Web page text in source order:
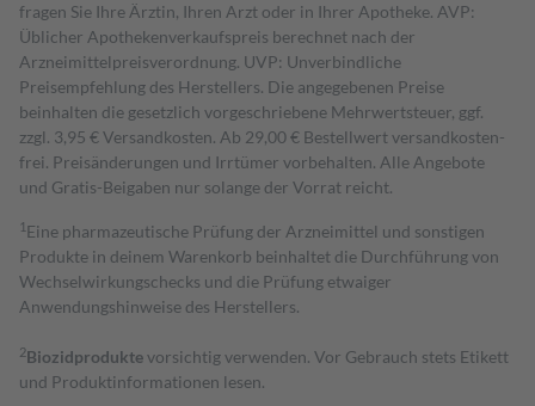
fragen Sie Ihre Ärztin, Ihren Arzt oder in Ihrer Apotheke. AVP:
Üblicher Apothekenverkaufspreis berechnet nach der
Arzneimittelpreisverordnung. UVP: Unverbindliche
Preisempfehlung des Herstellers. Die angegebenen Preise
beinhalten die gesetzlich vorgeschriebene Mehrwertsteuer, ggf.
zzgl. 3,95 € Versandkosten. Ab 29,00 € Bestell­wert versand­kosten­
frei. Preisänderungen und Irrtümer vorbehalten. Alle Angebote
und Gratis-Beigaben nur solange der Vorrat reicht.
1 Eine pharmazeutische Prüfung der Arzneimittel und sonstigen
Produkte in deinem Warenkorb beinhaltet die Durchführung von
Wechselwirkungschecks und die Prüfung etwaiger
Anwendungshinweise des Herstellers.
2Biozidproduktevorsichtig verwenden. Vor Gebrauch stets Etikett
und Produktinformationen lesen.